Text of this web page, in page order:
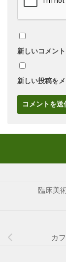
新しいコメン
新しい投稿を
臨床美
カ